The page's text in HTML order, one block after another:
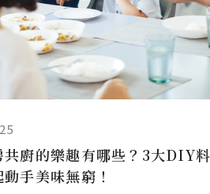
共廚的樂趣有哪些？3大DIY
手美味無窮！